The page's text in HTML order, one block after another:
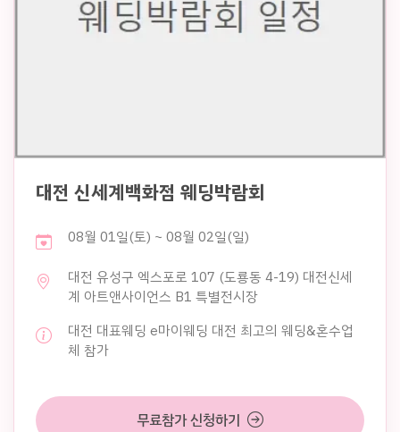
대전 신세계백화점 웨딩박람회
08월 01일(토) ~ 08월 02일(일)
대전 유성구 엑스포로 107 (도룡동 4-19) 대전신세
계 아트앤사이언스 B1 특별전시장
대전 대표웨딩 e마이웨딩 대전 최고의 웨딩&혼수업
체 참가
무료참가 신청하기